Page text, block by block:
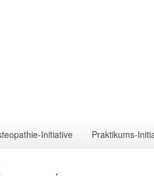
Initiative Praktikums-